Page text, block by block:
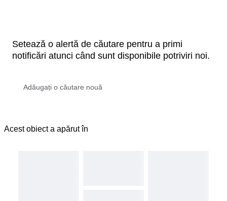
Setează o alertă de căutare pentru a primi
notificări atunci când sunt disponibile potriviri noi.
Acest obiect a apărut în